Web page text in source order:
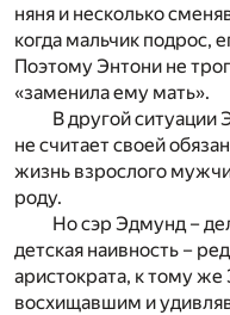
няня и несколько
когда мальчик подрос,
Поэтому Энтони не
«заменила ему мать».
В другой ситуации
не считает своей
жизнь взрослого
роду.
Но сэр Эдмунд –
детская наивность –
аристократа, к тому
восхищавшим и